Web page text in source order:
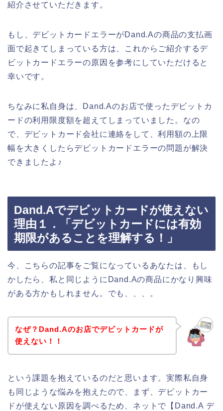
紹介させていただきます。
もし、デビットカードエラーがDand.Aの商品の支払画
面で起きてしまっている方は、これからご紹介するデ
ビットカードエラーの原因を参考にしていただけると
幸いです。
ちなみに私自身は、Dand.Aのお店で使ったデビットカ
ードの利用限度額を超えてしまっていました。なの
で、デビットカード会社に連絡をして、利用額の上限
幅を大きくしたらデビットカードエラーの問題が解決
できましたよ♪
Dand.Aでデビットカードが使えない
理由１．「デビットカードには有効
期限があることを理解する！」
今、こちらの記事をご覧になっているあなたは、もし
かしたら、私と同じようにDand.Aの商品にかなり興味
がある方かもしれません。でも、、、。
なぜ？Dand.Aのお店でデビットカードが
使えない！！
という課題を抱えているのだと思います。実際私自身
も同じような悩みを抱えたので、まず、デビットカー
ドが使えない原因を調べるため、ネットで【Dand.A デ